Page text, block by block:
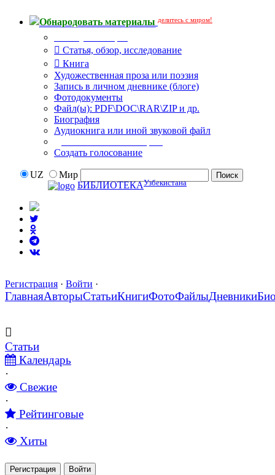
Обнародовать материалы делитесь с миром!
Статья, обзор, исследование
Книга
Художественная проза или поэзия
Запись в личном дневнике (блоге)
Фотодокументы
Файл(ы): PDF\DOC\RAR\ZIP и др.
Биография
Аудиокнига или иной звуковой файл
Создать голосование
UZ
Мир
БИБЛИОТЕКАУзбекистана
Регистрация · Войти ·
ГлавнаяАвторыСтатьиКнигиФотоФайлыДневники
Статьи
Календарь
·
Свежие
·
Рейтинговые
·
Хиты
Регистрация Войти